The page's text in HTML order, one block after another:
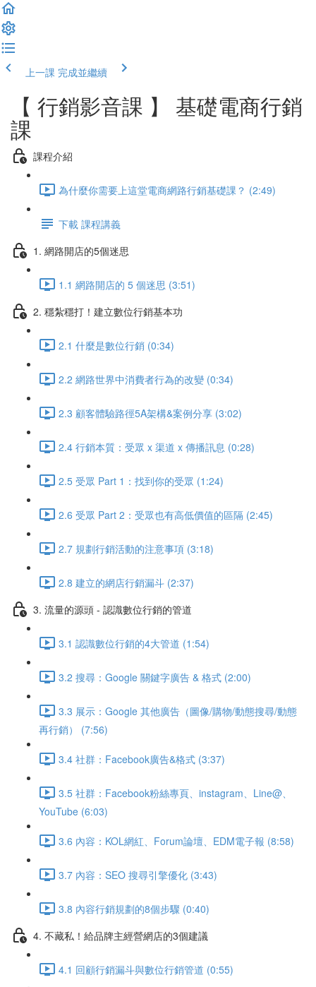
上一課 完成並繼續
【 行銷影音課 】 基礎電商行銷
課
課程介紹
為什麼你需要上這堂電商網路行銷基礎課？ (2:49)
下載 課程講義
1. 網路開店的5個迷思
1.1 網路開店的 5 個迷思 (3:51)
2. 穩紮穩打！建立數位行銷基本功
2.1 什麼是數位行銷 (0:34)
2.2 網路世界中消費者行為的改變 (0:34)
2.3 顧客體驗路徑5A架構&案例分享 (3:02)
2.4 行銷本質：受眾 x 渠道 x 傳播訊息 (0:28)
2.5 受眾 Part 1：找到你的受眾 (1:24)
2.6 受眾 Part 2：受眾也有高低價值的區隔 (2:45)
2.7 規劃行銷活動的注意事項 (3:18)
2.8 建立的網店行銷漏斗 (2:37)
3. 流量的源頭 - 認識數位行銷的管道
3.1 認識數位行銷的4大管道 (1:54)
3.2 搜尋：Google 關鍵字廣告 & 格式 (2:00)
3.3 展示：Google 其他廣告（圖像/購物/動態搜尋/動態
再行銷） (7:56)
3.4 社群：Facebook廣告&格式 (3:37)
3.5 社群：Facebook粉絲專頁、instagram、Line@、
YouTube (6:03)
3.6 內容：KOL網紅、Forum論壇、EDM電子報 (8:58)
3.7 內容：SEO 搜尋引擎優化 (3:43)
3.8 內容行銷規劃的8個步驟 (0:40)
4. 不藏私！給品牌主經營網店的3個建議
4.1 回顧行銷漏斗與數位行銷管道 (0:55)